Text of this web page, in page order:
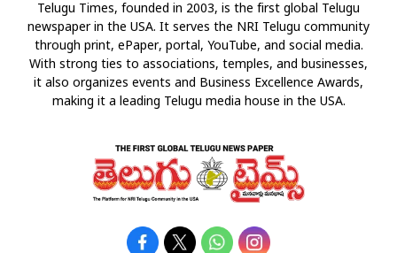
Telugu Times, founded in 2003, is the first global Telugu
newspaper in the USA. It serves the NRI Telugu community
through print, ePaper, portal, YouTube, and social media.
With strong ties to associations, temples, and businesses,
it also organizes events and Business Excellence Awards,
making it a leading Telugu media house in the USA.